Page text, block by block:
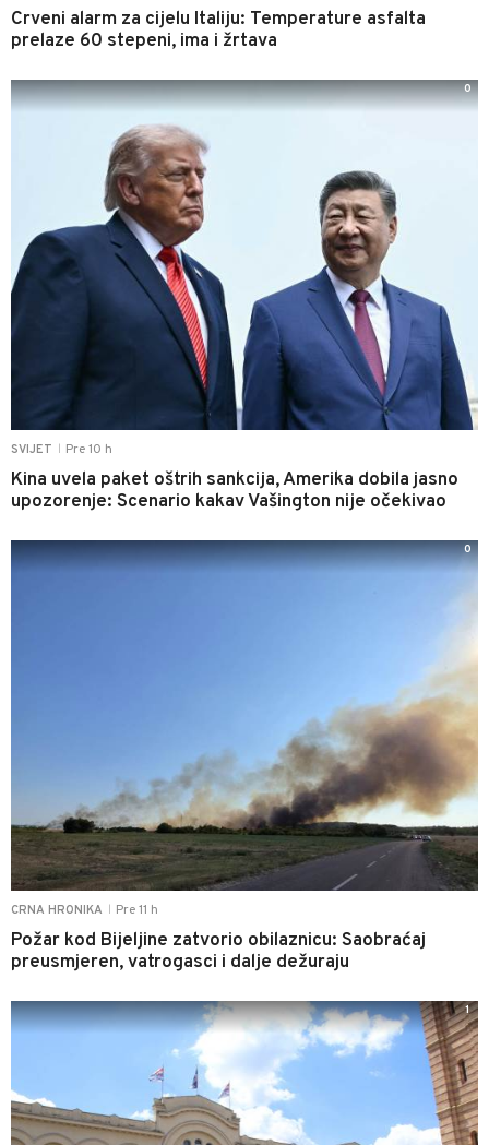
Crveni alarm za cijelu Italiju: Temperature asfalta
prelaze 60 stepeni, ima i žrtava
SVIJET Pre 10 h
Kina uvela paket oštrih sankcija, Amerika dobila jasno
upozorenje: Scenario kakav Vašington nije očekivao
0
CRNA HRONIKA Pre 11 h
Požar kod Bijeljine zatvorio obilaznicu: Saobraćaj
preusmjeren, vatrogasci i dalje dežuraju
0
1